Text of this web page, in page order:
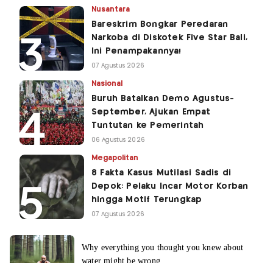
Nusantara
Bareskrim Bongkar Peredaran
Narkoba di Diskotek Five Star Bali,
Ini Penampakannya!
07 Agustus 2026
Nasional
Buruh Batalkan Demo Agustus-
September, Ajukan Empat
Tuntutan ke Pemerintah
06 Agustus 2026
Megapolitan
8 Fakta Kasus Mutilasi Sadis di
Depok: Pelaku Incar Motor Korban
hingga Motif Terungkap
07 Agustus 2026